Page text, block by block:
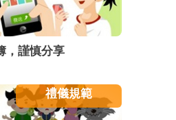
，謹慎分享
禮儀規範